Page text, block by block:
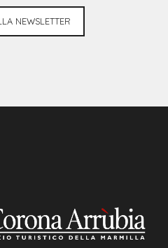
NEWSLETTER